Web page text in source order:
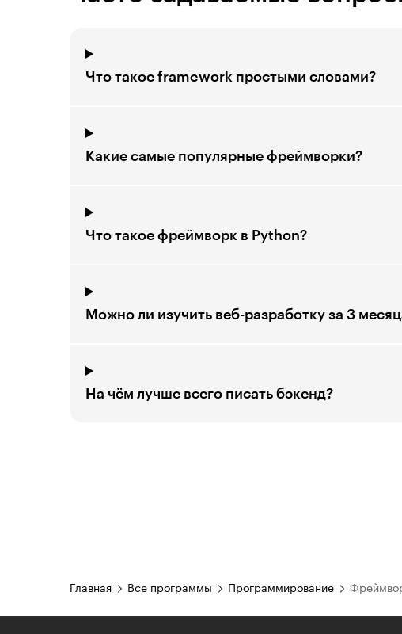
Что такое framework простыми словами?
Какие самые популярные фреймворки?
Что такое фреймворк в Python?
Можно ли изучить веб-разработку за 3
На чём лучше всего писать бэкенд?
Главная Все программы Программирование